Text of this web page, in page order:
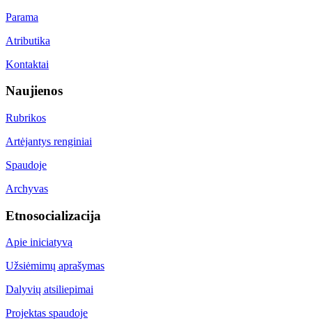
Parama
Atributika
Kontaktai
Naujienos
Rubrikos
Artėjantys renginiai
Spaudoje
Archyvas
Etnosocializacija
Apie iniciatyvą
Užsiėmimų aprašymas
Dalyvių atsiliepimai
Projektas spaudoje